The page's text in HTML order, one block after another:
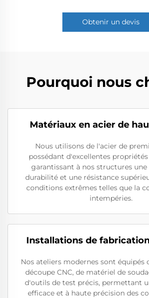
Obtenir un devis
Pourquoi nous
Matériaux en acier de
Nous utilisons de l'acier de
possédant d'excellentes
garantissant à nos structures
durabilité et une résistance
conditions extrêmes telles que la
intempéries.
Installations de
Nos ateliers modernes sont équipés
découpe CNC, de matériel de
d'outils de test précis, permettant
efficace et à haute précision des